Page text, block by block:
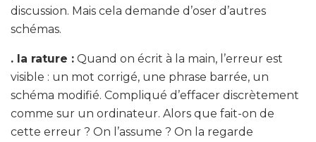
discussion. Mais cela demande d’oser d’autres
schémas.
. la rature : Quand on écrit à la main, l’erreur est
visible : un mot corrigé, une phrase barrée, un
schéma modifié. Compliqué d’effacer discrètement
comme sur un ordinateur. Alors que fait-on de
cette erreur ? On l’assume ? On la regarde